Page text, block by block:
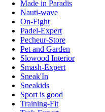
Made in Paradis
Nauti-wave
On-Fight
Padel-Expert
Pecheur-Store
Pet and Garden
Slowood Interior
Smash-Expert
Sneak'In
Sneakids
Sport is good
Training-Fit